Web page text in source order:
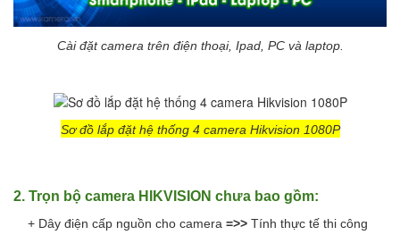
Cài đặt camera trên điện thoại, Ipad, PC và laptop.
Sơ đồ lắp đặt hệ thống 4 camera Hikvision 1080P
2. Trọn bộ camera HIKVISION chưa bao gồm:
+ Dây điện cấp nguồn cho camera =>> Tính thực tế thi công